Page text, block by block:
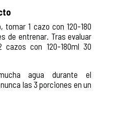
1 cazo con 120-180
de entrenar. Tras evaluar
con 120-180ml 30
agua durante el
las 3 porciones en un